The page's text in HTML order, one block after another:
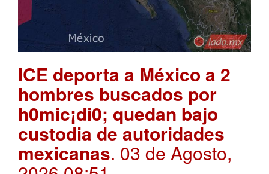
ICE deporta a México a 2
hombres buscados por
h0mic¡di0; quedan bajo
custodia de autoridades
mexicanas. 03 de Agosto,